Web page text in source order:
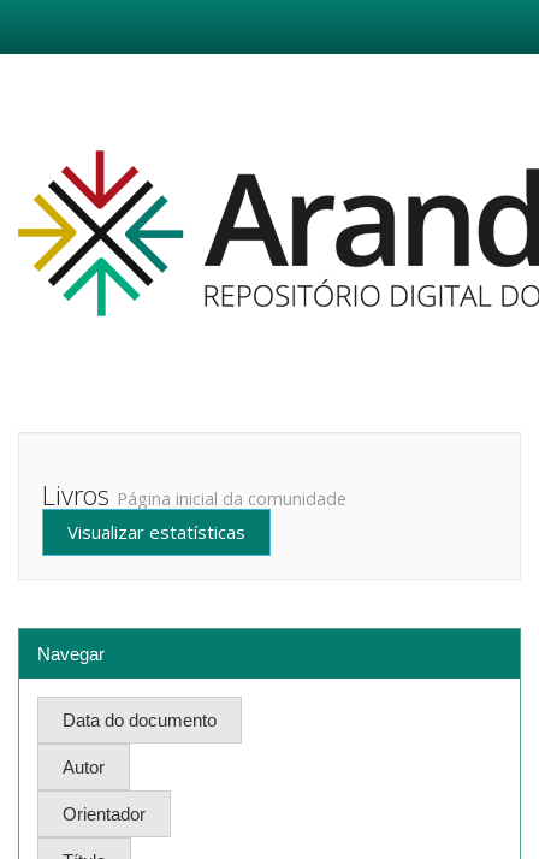
Livros Página inicial da comunidade
Visualizar estatísticas
Navegar